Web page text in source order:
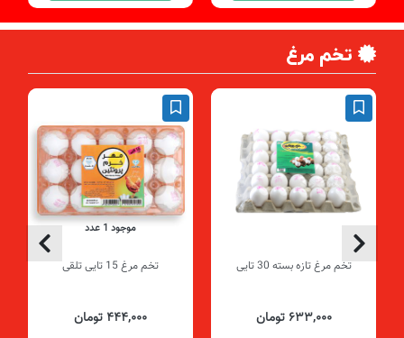
تخم مرغ
تخم مرغ تازه بسته 30 تایی
۶۳۳,۰۰۰ تومان
موجود 1 عدد
تخم مرغ 15 تایی تلقی
۴۴۴,۰۰۰ تومان